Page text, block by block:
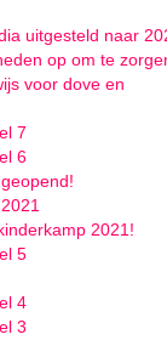
uitgesteld naar
op om te
voor dove en
7
6
2021!
5
4
3